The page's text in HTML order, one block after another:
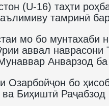
(U-16) таҳти
тамринӣ
мо бо мунтахаби
аввал наврасони
Анварзод
Озарбойҷон бо
Биҳиштӣ